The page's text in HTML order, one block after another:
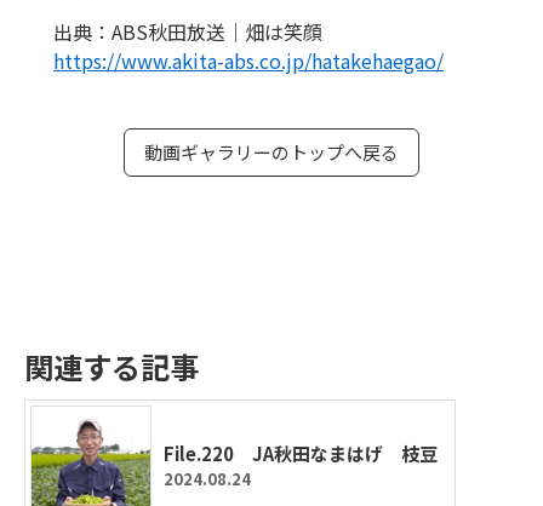
出典：ABS秋田放送｜畑は笑顔
https://www.akita-abs.co.jp/hatakehaegao/
動画ギャラリーのトップへ戻る
関連する記事
File.220 JA秋田なまはげ 枝豆
2024.08.24